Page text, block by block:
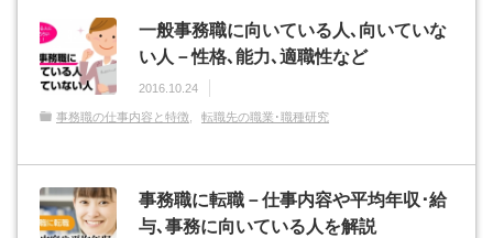
一般事務職に向いている人､向いていな
い人－性格､能力､適職性など
2016.10.24
事務職の仕事内容と特徴 転職先の職業･職種研究
事務職に転職－仕事内容や平均年収･給
与､事務に向いている人を解説